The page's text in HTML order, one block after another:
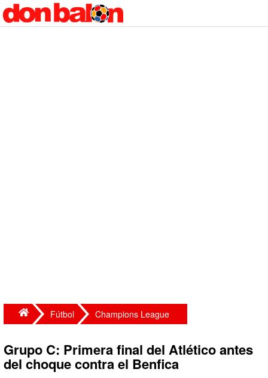
Fútbol Champions League
Grupo C: Primera final del Atlético antes
del choque contra el Benfica